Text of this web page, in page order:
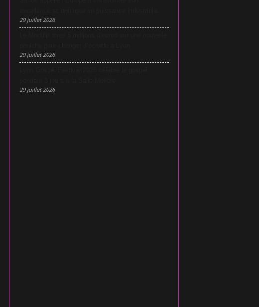
29 juillet 2026
29 juillet 2026
29 juillet 2026